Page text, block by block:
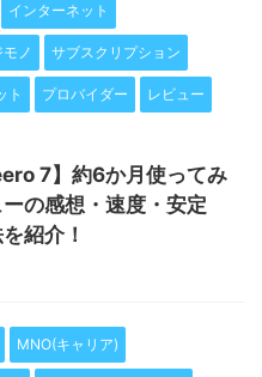
インターネット
ノ サブスクリプション
ト プロバイダー レビュー
7】約6か月使ってみ
の感想・速度・安定
紹介！
MNO(キャリア)